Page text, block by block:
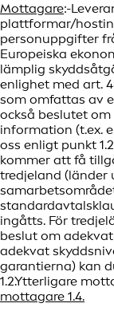
Mottagare:-
plattformar/
personuppgifter
Europeiska
lämplig
enlighet med art.
som omfattas av
också beslutet
information (t.ex.
oss enligt punkt
kommer att få
tredjeland (länder
ingåtts. För
beslut om
adekvat
garantierna) kan
1.2.Ytterligare
mottagare 1.4.